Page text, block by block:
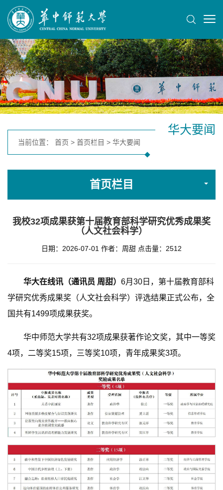
华大要闻
当前位置： 首页 > 首页栏目 > 华大要闻
首页栏目
我校32项成果获第十届教育部科学研究优秀成果奖
（人文社会科学）
日期：2026-07-01 作者：周甜 点击量： 2512
华大在线讯（通讯员 周甜） 6月30日，第十届教育部科
学研究优秀成果奖（人文社会科学）评选结果正式公布，全
国共有1499项成果获奖。
华中师范大学共有32项成果获著作论文奖，其中一等奖
4项，二等奖15项，三等奖10项，青年成果奖3项。